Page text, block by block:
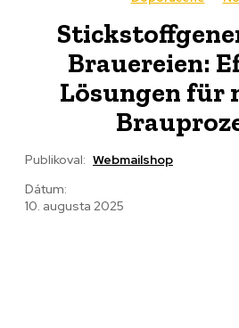
Brauereien:
Lösungen für
Publikoval: Webmailshop
Dátum:
10. augusta 2025